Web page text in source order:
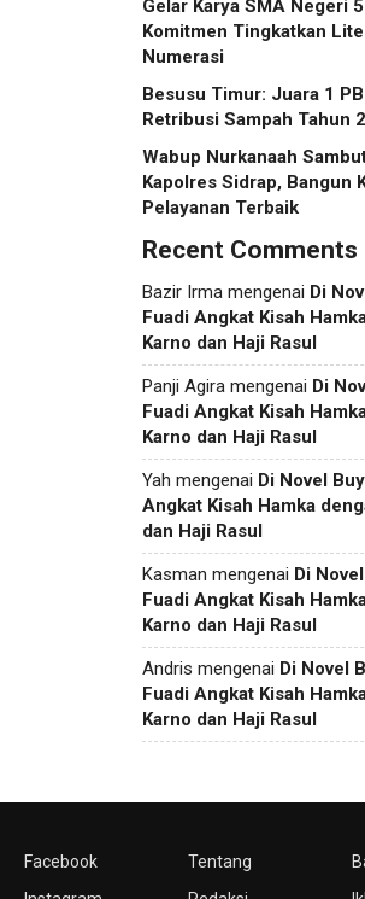
Gelar Karya SMA Negeri
Komitmen Tingkatkan
Numerasi
Besusu Timur: Juara 1
Retribusi Sampah Tahun
Wabup Nurkanaah
Kapolres Sidrap, Bangun
Pelayanan Terbaik
Recent Comments
Bazir Irma mengenai Di
Fuadi Angkat Kisah
Karno dan Haji Rasul
Panji Agira mengenai Di
Fuadi Angkat Kisah
Karno dan Haji Rasul
Yah mengenai Di Novel
Angkat Kisah Hamka
dan Haji Rasul
Kasman mengenai Di
Fuadi Angkat Kisah
Karno dan Haji Rasul
Andris mengenai Di Novel
Fuadi Angkat Kisah
Karno dan Haji Rasul
Facebook
Tentang